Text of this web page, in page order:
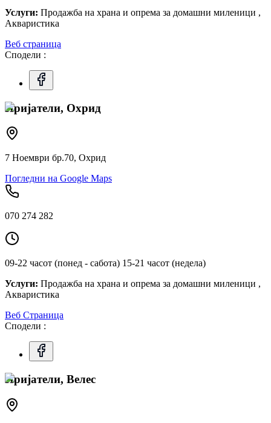
Услуги: Продажба на храна и опрема за домашни миленици ,
Акваристика
Веб страница
Сподели :
Пријатели, Охрид
7 Ноември бр.70, Охрид
Погледни на Google Maps
070 274 282
09-22 часот (понед - сабота) 15-21 часот (недела)
Услуги: Продажба на храна и опрема за домашни миленици ,
Акваристика
Веб Страница
Сподели :
Пријатели, Велес